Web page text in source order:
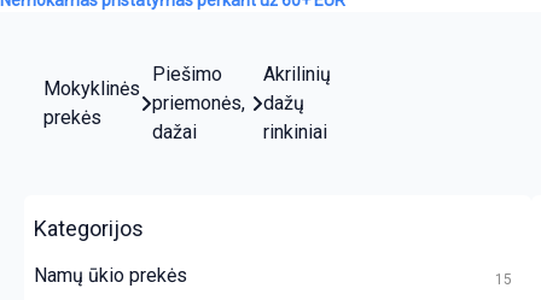
Mokyklinės
prekės
Piešimo
priemonės,
dažai
Akrilinių
dažų
rinkiniai
Kategorijos
Namų ūkio prekės 15